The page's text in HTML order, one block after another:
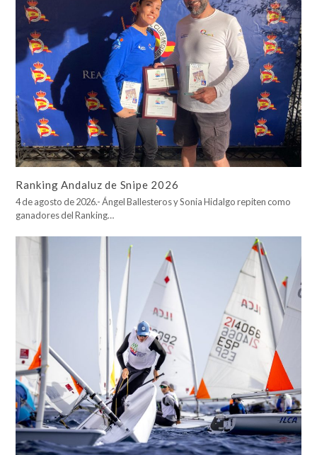
Ranking Andaluz de Snipe 2026
4 de agosto de 2026.- Ángel Ballesteros y Sonia Hidalgo repiten como
ganadores del Ranking…